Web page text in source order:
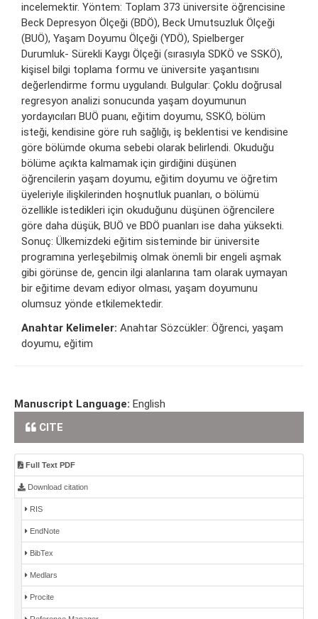
incelemektir. Yöntem: Toplam 373 üniversite öğrencisine
Beck Depresyon Ölçeği (BDÖ), Beck Umutsuzluk Ölçeği
(BUÖ), Yaşam Doyumu Ölçeği (YDÖ), Spielberger
Durumluk- Sürekli Kaygı Ölçeği (sırasıyla SDKÖ ve SSKÖ),
kişisel bilgi toplama formu ve üniversite yaşantısını
değerlendirme formu uygulandı. Bulgular: Çoklu doğrusal
regresyon analizi sonucunda yaşam doyumunun
yordayıcıları BUÖ puanı, eğitim doyumu, SSKÖ, bölüm
isteği, kendisine göre ruh sağlığı, iş beklentisi ve kendisine
göre bölümde okuma sebebi olarak belirlendi. Okuduğu
bölüme açıkta kalmamak için girdiğini düşünen
öğrencilerin yaşam doyumu, eğitim doyumu ve öğretim
üyeleriyle ilişkilerinden hoşnutluk puanları, o bölümü
özellikle istedikleri için okuduğunu düşünen öğrencilere
göre daha düşük, BUÖ ve BDÖ puanları ise daha yüksekti.
Sonuç: Ülkemizdeki eğitim sisteminde bir üniversite
programına yerleşebilmiş olmak önemli bir engeli aşmak
gibi görünse de, gencin ilgi alanlarına tam olarak uymayan
bir eğitime devam ediyor olması, yaşam doyumunu
olumsuz yönde etkilemektedir.
Anahtar Kelimeler: Anahtar Sözcükler: Öğrenci, yaşam
doyumu, eğitim
Manuscript Language: English
CITE
Full Text PDF
Download citation
RIS
EndNote
BibTex
Medlars
Procite